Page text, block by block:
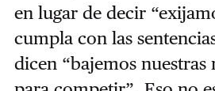
en lugar de decir
cumpla con las
dicen “bajemos nuestras